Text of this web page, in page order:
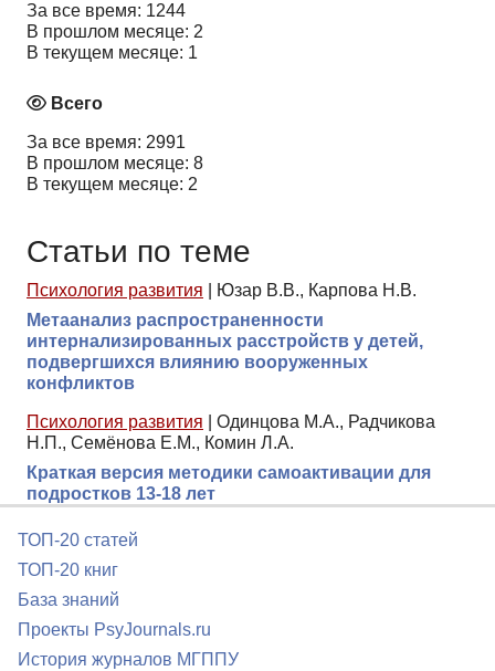
За все время: 1244
В прошлом месяце: 2
В текущем месяце: 1
Всего
За все время: 2991
В прошлом месяце: 8
В текущем месяце: 2
Статьи по теме
Психология развития
Юзар В.В., Карпова Н.В.
Метаанализ распространенности
интернализированных расстройств у детей,
подвергшихся влиянию вооруженных
конфликтов
Психология развития
Одинцова М.А., Радчикова
Н.П., Семёнова Е.М., Комин Л.А.
Краткая версия методики самоактивации для
подростков 13-18 лет
ТОП-20 статей
ТОП-20 книг
База знаний
Проекты PsyJournals.ru
История журналов МГППУ